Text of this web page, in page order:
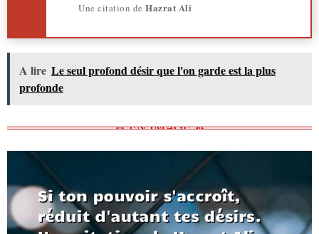
Une citation de Hazrat Ali
A lire Le seul profond désir que l'on garde est la plus
profonde